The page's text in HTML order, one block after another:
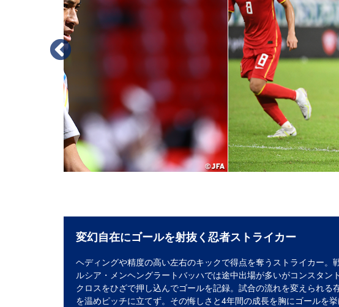
変幻自在にゴールを射抜く忍者ストライカー
ヘディングや精度の高い左右のキックで得点を奪うストライカー
ルシア・メンヘングラートバッハでは途中出場が多いがコンスタ
クロスをひざで押し込んでゴールを記録。試合の流れを変えられ
を温めピッチに立てず。その悔しさと4年間の成長を胸にゴールを